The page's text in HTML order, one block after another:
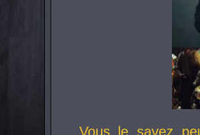
Vous le savez